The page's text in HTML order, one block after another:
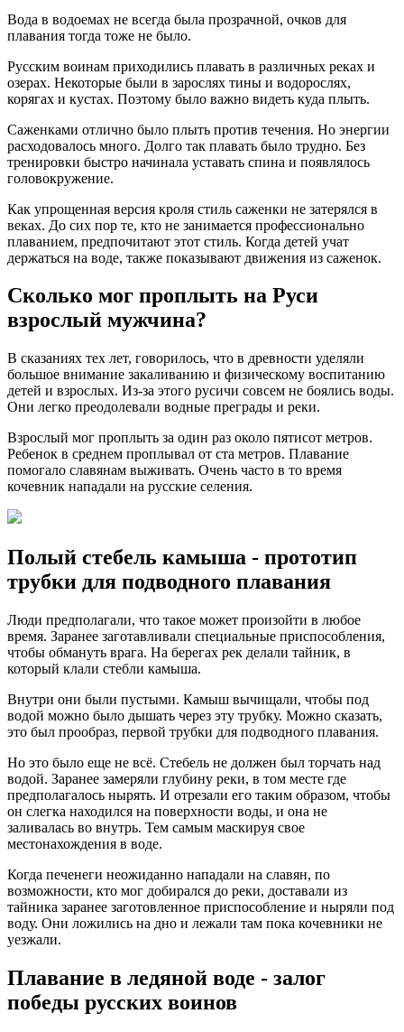
Вода в водоемах не всегда была прозрачной, очков для
плавания тогда тоже не было.
Русским воинам приходились плавать в различных реках и
озерах. Некоторые были в зарослях тины и водорослях,
корягах и кустах. Поэтому было важно видеть куда плыть.
Саженками отлично было плыть против течения. Но энергии
расходовалось много. Долго так плавать было трудно. Без
тренировки быстро начинала уставать спина и появлялось
головокружение.
Как упрощенная версия кроля стиль саженки не затерялся в
веках. До сих пор те, кто не занимается профессионально
плаванием, предпочитают этот стиль. Когда детей учат
держаться на воде, также показывают движения из саженок.
Сколько мог проплыть на Руси
взрослый мужчина?
В сказаниях тех лет, говорилось, что в древности уделяли
большое внимание закаливанию и физическому воспитанию
детей и взрослых. Из-за этого русичи совсем не боялись воды.
Они легко преодолевали водные преграды и реки.
Взрослый мог проплыть за один раз около пятисот метров.
Ребенок в среднем проплывал от ста метров. Плавание
помогало славянам выживать. Очень часто в то время
кочевник нападали на русские селения.
Полый стебель камыша - прототип
трубки для подводного плавания
Люди предполагали, что такое может произойти в любое
время. Заранее заготавливали специальные приспособления,
чтобы обмануть врага. На берегах рек делали тайник, в
который клали стебли камыша.
Внутри они были пустыми. Камыш вычищали, чтобы под
водой можно было дышать через эту трубку. Можно сказать,
это был прообраз, первой трубки для подводного плавания.
Но это было еще не всё. Стебель не должен был торчать над
водой. Заранее замеряли глубину реки, в том месте где
предполагалось нырять. И отрезали его таким образом, чтобы
он слегка находился на поверхности воды, и она не
заливалась во внутрь. Тем самым маскируя свое
местонахождения в воде.
Когда печенеги неожиданно нападали на славян, по
возможности, кто мог добирался до реки, доставали из
тайника заранее заготовленное приспособление и ныряли под
воду. Они ложились на дно и лежали там пока кочевники не
уезжали.
Плавание в ледяной воде - залог
победы русских воинов